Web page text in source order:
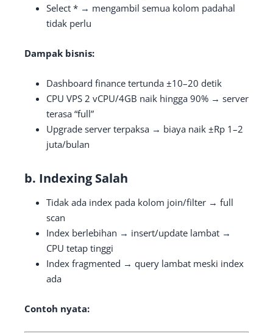
Select * → mengambil semua kolom padahal
tidak perlu
Dampak bisnis:
Dashboard finance tertunda ±10–20 detik
CPU VPS 2 vCPU/4GB naik hingga 90% → server
terasa “full”
Upgrade server terpaksa → biaya naik ±Rp 1–2
juta/bulan
b. Indexing Salah
Tidak ada index pada kolom join/filter → full
scan
Index berlebihan → insert/update lambat →
CPU tetap tinggi
Index fragmented → query lambat meski index
ada
Contoh nyata: